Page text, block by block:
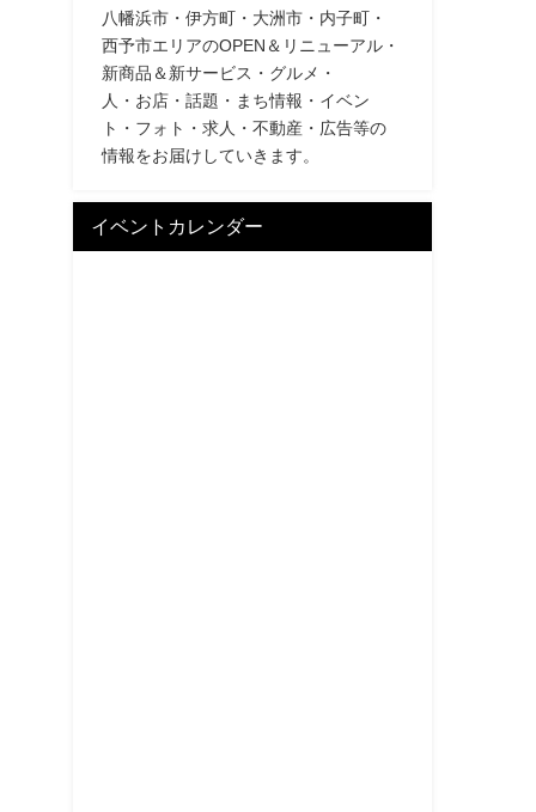
八幡浜市・伊方町・大洲市・内子町・
西予市エリアのOPEN＆リニューアル・
新商品＆新サービス・グルメ・
人・お店・話題・まち情報・イベン
ト・フォト・求人・不動産・広告等の
情報をお届けしていきます。
イベントカレンダー